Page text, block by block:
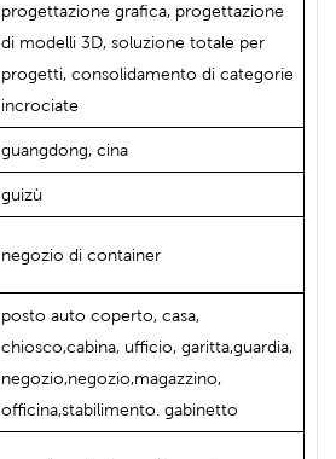
progettazione grafica, progettazione
di modelli 3D, soluzione totale per
progetti, consolidamento di categorie
incrociate
guangdong, cina
guizù
negozio di container
posto auto coperto, casa,
chiosco,cabina, ufficio, garitta,guardia,
negozio,negozio,magazzino,
officina,stabilimento. gabinetto